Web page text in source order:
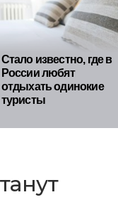
Стало известно, где в
России любят
отдыхать одинокие
туристы